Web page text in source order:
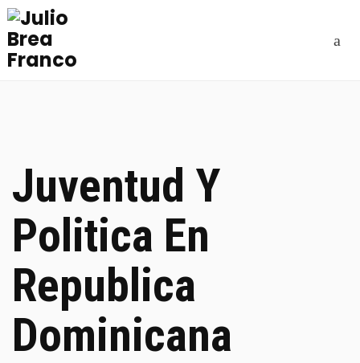
Juventud Y
Politica En
Republica
Dominicana